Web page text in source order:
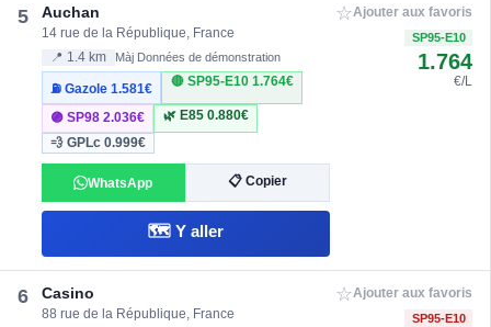
5 Auchan
14 rue de la République, France
📍 1.4 km Màj Données de démonstration
⛽ Gazole1.581€
🔴 SP95-E10 1.764€
🟣 SP982.036€ 🌿 E85 0.880€
💨 GPLc0.999€
WhatsApp 📋 Copier
🗺️ Y aller
☆Ajouter aux favoris
SP95-E10
1.764
€/L
6 Casino
88 rue de la République, France
☆Ajouter aux favoris
SP95-E10